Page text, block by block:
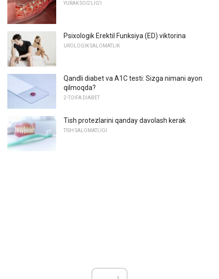
YURAK SOG'LIG'I
Psixologik Erektil Funksiya (ED) viktorina
UROLOGIK SALOMATLIK
Qandli diabet va A1C testi: Sizga nimani ayon
qilmoqda?
2-TOIFA DIABET
Tish protezlarini qanday davolash kerak
TISH SALOMATLIGI